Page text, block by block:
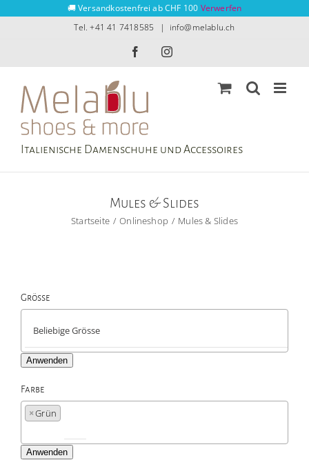
🚚 Versandkostenfrei ab CHF 100 Verwerfen
Tel. +41 41 7418585 | info@melablu.ch
FacebookInstagram
Italienische Damenschuhe und Accessoires
Mules & Slides
Startseite Onlineshop Mules & Slides
Grösse
Anwenden
Farbe
×Grün
Anwenden